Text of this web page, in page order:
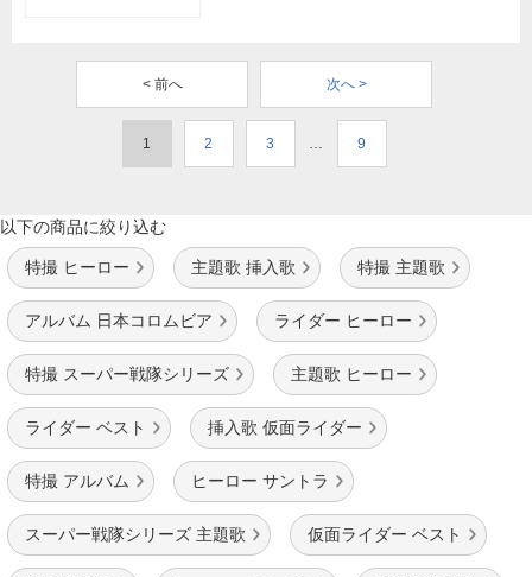
< 前へ 次へ >
1 2 3 … 9
以下の商品に絞り込む
特撮 ヒーロー 主題歌 挿入歌 特撮 主題歌
アルバム 日本コロムビア ライダー ヒーロー
特撮 スーパー戦隊シリーズ 主題歌 ヒーロー
ライダー ベスト 挿入歌 仮面ライダー
特撮 アルバム ヒーロー サントラ
スーパー戦隊シリーズ 主題歌 仮面ライダー ベスト